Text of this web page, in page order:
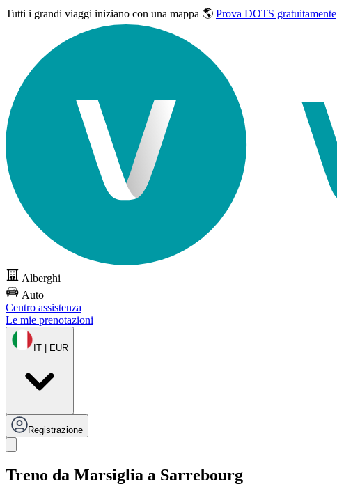
Tutti i grandi viaggi iniziano con una mappa 🌎 Prova DOTS gratuitamente
Alberghi
Auto
Centro assistenza
Le mie prenotazioni
IT | EUR
Registrazione
Treno da Marsiglia a Sarrebourg